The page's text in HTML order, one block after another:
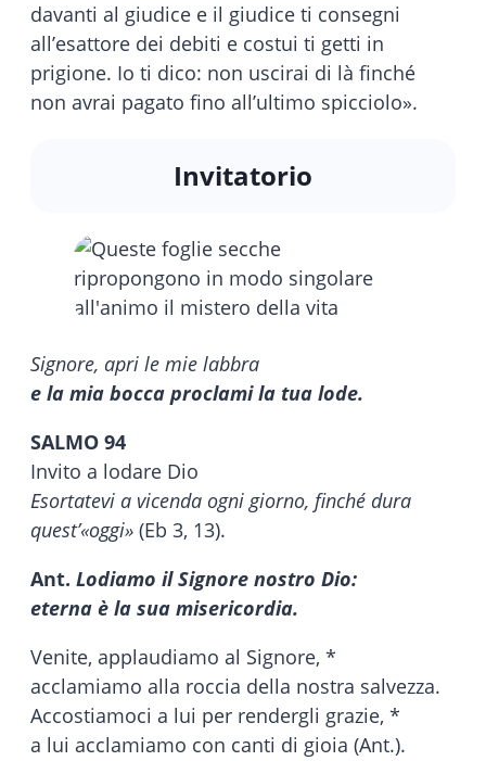
davanti al giudice e il giudice ti consegni
all’esattore dei debiti e costui ti getti in
prigione. Io ti dico: non uscirai di là finché
non avrai pagato fino all’ultimo spicciolo».
Invitatorio
Signore, apri le mie labbra
e la mia bocca proclami la tua lode.
SALMO 94
Invito a lodare Dio
Esortatevi a vicenda ogni giorno, finché dura
quest’«oggi» (Eb 3, 13).
Ant. Lodiamo il Signore nostro Dio:
eterna è la sua misericordia.
Venite, applaudiamo al Signore, *
acclamiamo alla roccia della nostra salvezza.
Accostiamoci a lui per rendergli grazie, *
a lui acclamiamo con canti di gioia (Ant.).